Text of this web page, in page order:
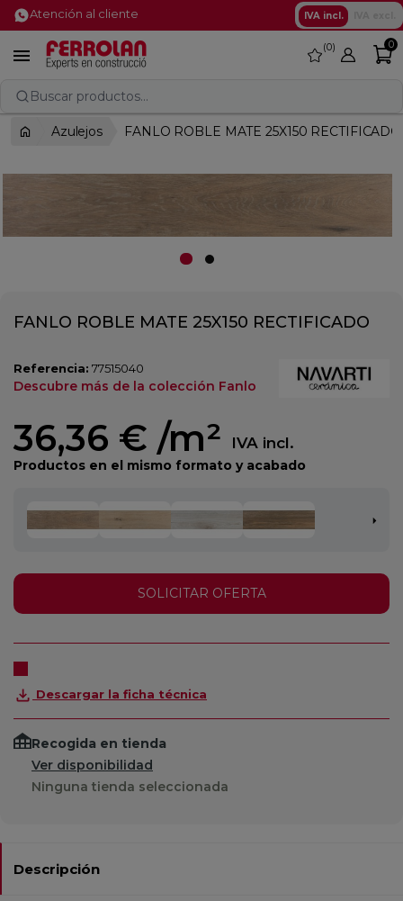
Atención al cliente IVA incl.
 favorite
0 0
Buscar productos...
Azulejos FANLO ROBLE MATE 25X150 RECTIFICADO
FANLO ROBLE MATE 25X150 RECTIFICADO
Referencia: 77515040
Descubre más de la colección Fanlo
36,36 € /m² IVA incl.
Productos en el mismo formato y acabado
SOLICITAR OFERTA
Descargar la ficha técnica
Recogida en tienda
Ver disponibilidad
Ninguna tienda seleccionada
Descripción